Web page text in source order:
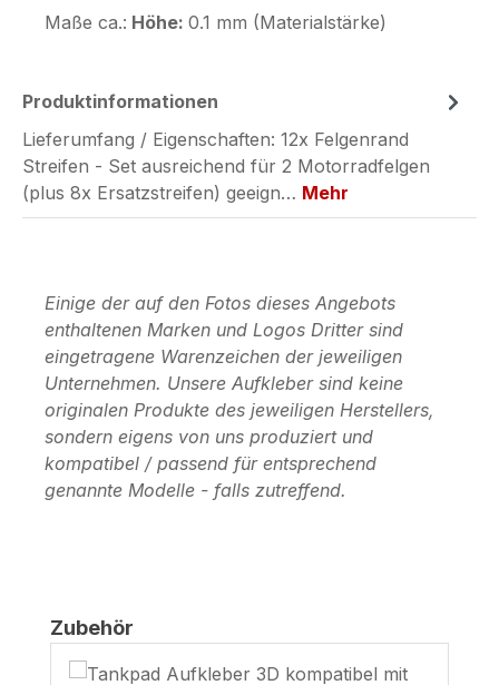
Maße ca.: Höhe: 0.1 mm (Materialstärke)
Produktinformationen
Lieferumfang / Eigenschaften: 12x Felgenrand
Streifen - Set ausreichend für 2 Motorradfelgen
(plus 8x Ersatzstreifen) geeign… Mehr
Einige der auf den Fotos dieses Angebots
enthaltenen Marken und Logos Dritter sind
eingetragene Warenzeichen der jeweiligen
Unternehmen. Unsere Aufkleber sind keine
originalen Produkte des jeweiligen Herstellers,
sondern eigens von uns produziert und
kompatibel / passend für entsprechend
genannte Modelle - falls zutreffend.
Produktgalerie überspringen
Zubehör